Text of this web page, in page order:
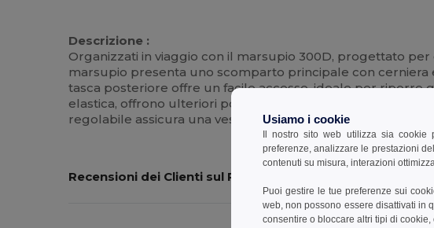
Descrizione :
Organizzati in viaggio con il marsupio 300D, progettato
marsupio presenta uno scomparto principale con
tasca posteriore offre un facile accesso, ideale per riporre
elastica, offrono ulteriori possibilità di stoccaggio. Un
regolabile assicura una vestibilità confortevole, rendendo
Recensioni dei Clienti sul Prodotto
Usiamo i cookie
Il nostro sito web utilizza sia
preferenze, analizzare le prestazioni
contenuti su misura, interazioni
Puoi gestire le tue preferenze sui
web, non possono essere disattivati in
consentire o bloccare altri tipi di